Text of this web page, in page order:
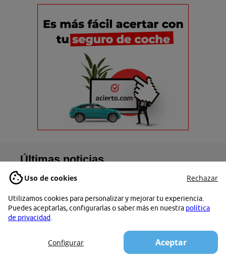
Uso de cookies Rechazar
Utilizamos cookies para personalizar y mejorar tu experiencia.
Puedes aceptarlas, configurarlas o saber más en nuestra política
de privacidad
Aceptar
Configurar
Últimas noticias
Qué es un
préstamo preconcedido y
cómo conseguirlo